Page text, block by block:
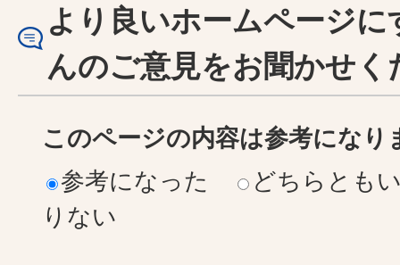
より良いホームページ
んのご意見をお聞かせく
このページの内容は参考になり
参考になった
どちらとも
りない